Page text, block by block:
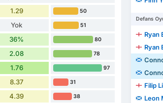
1.29 50
Yok 51
36% 80
2.08 78
1.76 97
8.37 31
4.39 38
Defans
Ryan
Ryan
Filip
Leon